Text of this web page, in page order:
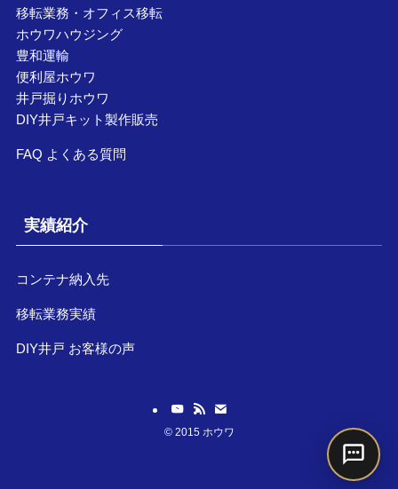
移転業務・オフィス移転
ホウワハウジング
豊和運輸
便利屋ホウワ
井戸掘りホウワ
DIY井戸キット製作販売
FAQ よくある質問
実績紹介
コンテナ納入先
移転業務実績
DIY井戸 お客様の声
©2015 ホウワ